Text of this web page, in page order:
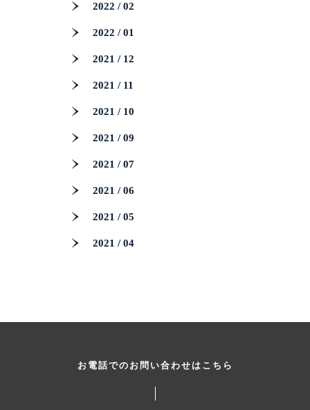
2022 / 02
2022 / 01
2021 / 12
2021 / 11
2021 / 10
2021 / 09
2021 / 07
2021 / 06
2021 / 05
2021 / 04
お電話でのお問い合わせはこちら